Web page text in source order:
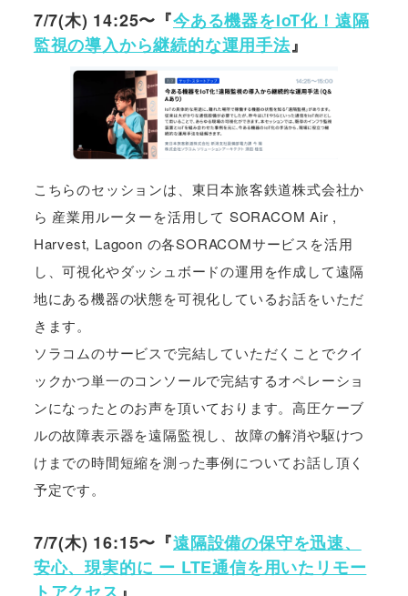
7/7(木) 14:25〜『今ある機器をIoT化！遠隔
監視の導入から継続的な運用手法』
こちらのセッションは、東日本旅客鉄道株式会社か
ら 産業用ルーターを活用して SORACOM Air ,
Harvest, Lagoon の各SORACOMサービスを活用
し、可視化やダッシュボードの運用を作成して遠隔
地にある機器の状態を可視化しているお話をいただ
きます。
ソラコムのサービスで完結していただくことでクイ
ックかつ単一のコンソールで完結するオペレーショ
ンになったとのお声を頂いております。高圧ケーブ
ルの故障表示器を遠隔監視し、故障の解消や駆けつ
けまでの時間短縮を測った事例についてお話し頂く
予定です。
7/7(木) 16:15〜『遠隔設備の保守を迅速、
安心、現実的に ー LTE通信を用いたリモー